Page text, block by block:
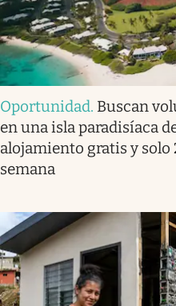
Oportunidad. Buscan
en una isla paradisíaca
alojamiento gratis y solo
semana